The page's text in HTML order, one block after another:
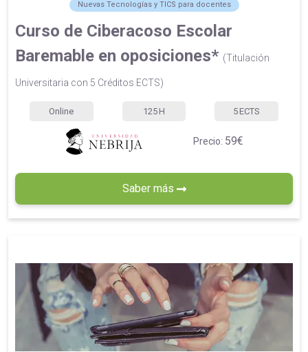
Nuevas Tecnologías y TICS para docentes
Curso de Ciberacoso Escolar
Baremable en oposiciones* (Titulación
Universitaria con 5 Créditos ECTS)
Online 125 H 5 ECTS
Precio: 59€
Saber más